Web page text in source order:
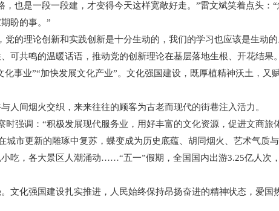
是一段一段建，才变得今天这样宽敞好走。”雷文斌笑着点头：“
盼的事。”
的理论创新和实践创新是十分生动的，我们的学习也应该是生动的
可共鸣的温暖话语，推动党的创新理论在基层落地生根、开花结果。
事业”“加快发展文化产业”。文化强国建设，既厚植精神沃土，又
间烟火交织，来来往往的顾客为古老而现代的街巷注入活力。
强调：“积极发展现代服务业，用好丰富的文化资源，促进文商旅
市更新的雕琢中复苏，蝶变成为历史底蕴、胡同烟火、艺术气质与
，各大景区人潮涌动……“五一”假期，全国国内出游3.25亿人次
化强国建设扎实推进，人民始终保持昂扬奋进的精神状态，爱国